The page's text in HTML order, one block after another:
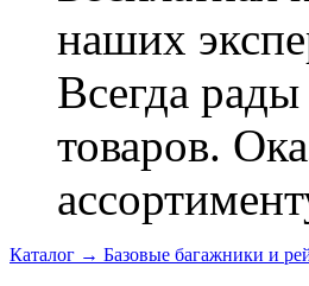
наших
Всегда
товаров.
Каталог → Базовые багажники и